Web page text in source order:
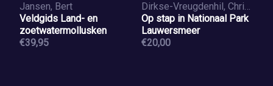
Jansen, Bert
Veldgids Land- en
zoetwatermollusken
€39,95
Dirkse-Vreugdenhil, Christine
Op stap in Nationaal Park
Lauwersmeer
€20,00